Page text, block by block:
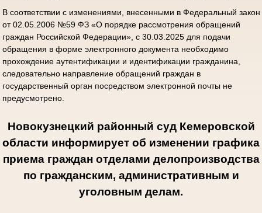
В соответствии с изменениями, внесенными в Федеральный закон
от 02.05.2006 №59 ФЗ «О порядке рассмотрения обращений
граждан Российской Федерации», с 30.03.2025 для подачи
обращения в форме электронного документа необходимо
прохождение аутентификации и идентификации гражданина,
следовательно направление обращений граждан в
государственный орган посредством электронной почты не
предусмотрено.
Новокузнецкий районный суд Кемеровской
области информирует об изменении графика
приема граждан отделами делопроизводства
по гражданским, административным и
уголовным делам.